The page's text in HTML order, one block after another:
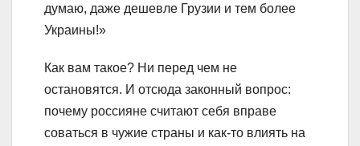
думаю, даже дешевле Грузии и тем более
Украины!»
Как вам такое? Ни перед чем не
остановятся. И отсюда законный вопрос:
почему россияне считают себя вправе
соваться в чужие страны и как-то влиять на